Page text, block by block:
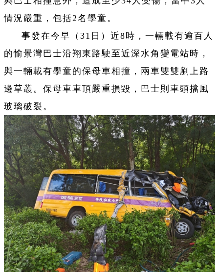
情況嚴重，包括2名學童。
事發在今早（31日）近8時，一輛載有逾百人
的愉景灣巴士沿翔東路駛至近深水角變電站時，
與一輛載有學童的保母車相撞，兩車雙雙剷上路
邊草叢。保母車車頂嚴重損毀，巴士則車頭擋風
玻璃破裂。